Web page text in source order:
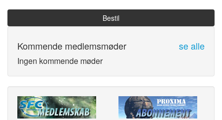
Bestil
Kommende medlemsmøder se alle
Ingen kommende møder